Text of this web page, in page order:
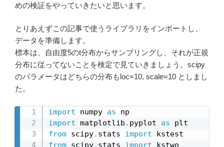
めの検証をやっていきたいと思います。
とりあえずこの記事で使うライブラリをインポートし、
データを準備します。
標本は、自由度5のt分布からサンプリングし、それが正規
分布に従ってないことを検定で見ていきましょう。scipy
のパラメータはどちらの分布もloc=10, scale=10 としまし
た。
import numpy as
import matplotlib . pyplot as
from scipy. stats import
from scipy. stats import